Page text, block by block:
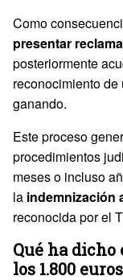
Como
presentar
posteriormente
reconocimiento
ganando.
Este proceso
procedimientos
meses o incluso
la indemnización
reconocida por el
Qué ha
los 1.800 euros